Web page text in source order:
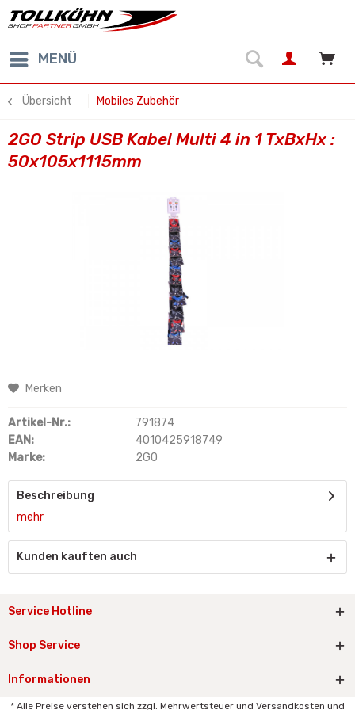
MENÜ
Übersicht Mobiles Zubehör
2GO Strip USB Kabel Multi 4 in 1 TxBxHx :
50x105x1115mm
Merken
Artikel-Nr.:
791874
EAN:
4010425918749
Marke:
2GO
Beschreibung
mehr
Kunden kauften auch
Service Hotline
Shop Service
Informationen
* Alle Preise verstehen sich zzgl. Mehrwertsteuer und Versandkosten und